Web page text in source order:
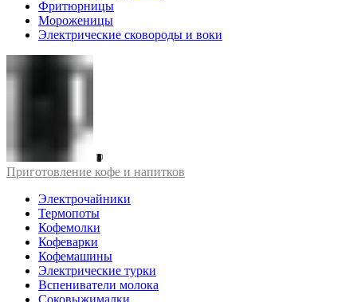
Фритюрницы
Мороженицы
Электрические сковороды и воки
Приготовление кофе и напитков
Электрочайники
Термопоты
Кофемолки
Кофеварки
Кофемашины
Электрические турки
Вспениватели молока
Соковыжималки